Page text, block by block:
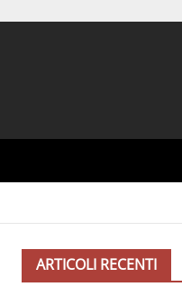
ARTICOLI RECENTI